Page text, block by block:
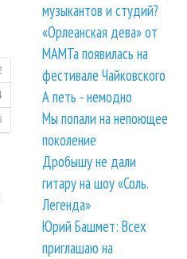
музыкантов и студий?
«Орлеанская дева» от
МАМТа появилась на
фестивале Чайковского
А петь - немодно
Мы попали на непоющее
поколение
Дробышу не дали
гитару на шоу «Соль.
Легенда»
Юрий Башмет: Всех
приглашаю на